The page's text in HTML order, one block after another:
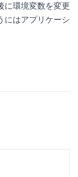
に環境変数を変更
にはアプリケーシ